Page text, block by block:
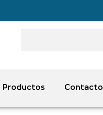
Productos Contacto